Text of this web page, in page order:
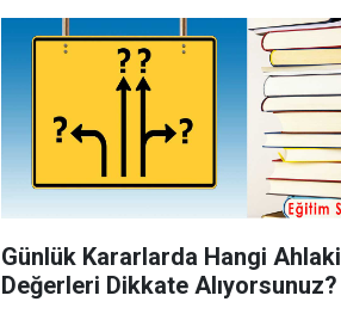
Günlük Kararlarda Hangi Ahlaki
Değerleri Dikkate Alıyorsunuz?